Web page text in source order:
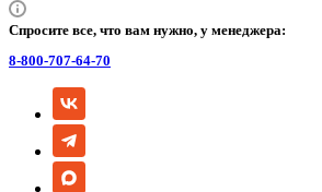
Спросите все, что вам нужно, у менеджера:
8-800-707-64-70